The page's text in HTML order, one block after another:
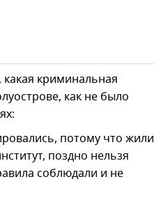
криминальная
как не было
потому что жили
поздно нельзя
соблюдали и не